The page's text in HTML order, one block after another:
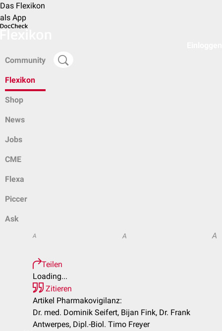
Das Flexikon
als App
Community
Flexikon
Shop
News
Jobs
CME
Flexa
Piccer
Ask
A A A
Teilen
Loading...
Zitieren
Artikel Pharmakovigilanz:
Dr. med. Dominik Seifert, Bijan Fink, Dr. Frank
Antwerpes, Dipl.-Biol. Timo Freyer